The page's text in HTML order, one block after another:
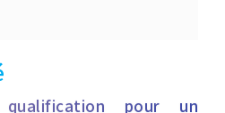
pour un